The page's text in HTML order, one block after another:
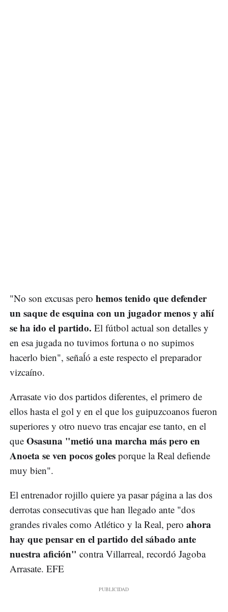
"No son excusas pero hemos tenido que defender
un saque de esquina con un jugador menos y ah́í
se ha ido el partido. El fútbol actual son detalles y
en esa jugada no tuvimos fortuna o no supimos
hacerlo bien", señaĺó a este respecto el preparador
vizcaíno.
Arrasate vio dos partidos diferentes, el primero de
ellos hasta el gol y en el que los guipuzcoanos fueron
superiores y otro nuevo tras encajar ese tanto, en el
que Osasuna "metió una marcha más pero en
Anoeta se ven pocos goles porque la Real defiende
muy bien".
El entrenador rojillo quiere ya pasar página a las dos
derrotas consecutivas que han llegado ante "dos
grandes rivales como Atlético y la Real, pero ahora
hay que pensar en el partido del sábado ante
nuestra afición" contra Villarreal, recordó Jagoba
Arrasate. EFE